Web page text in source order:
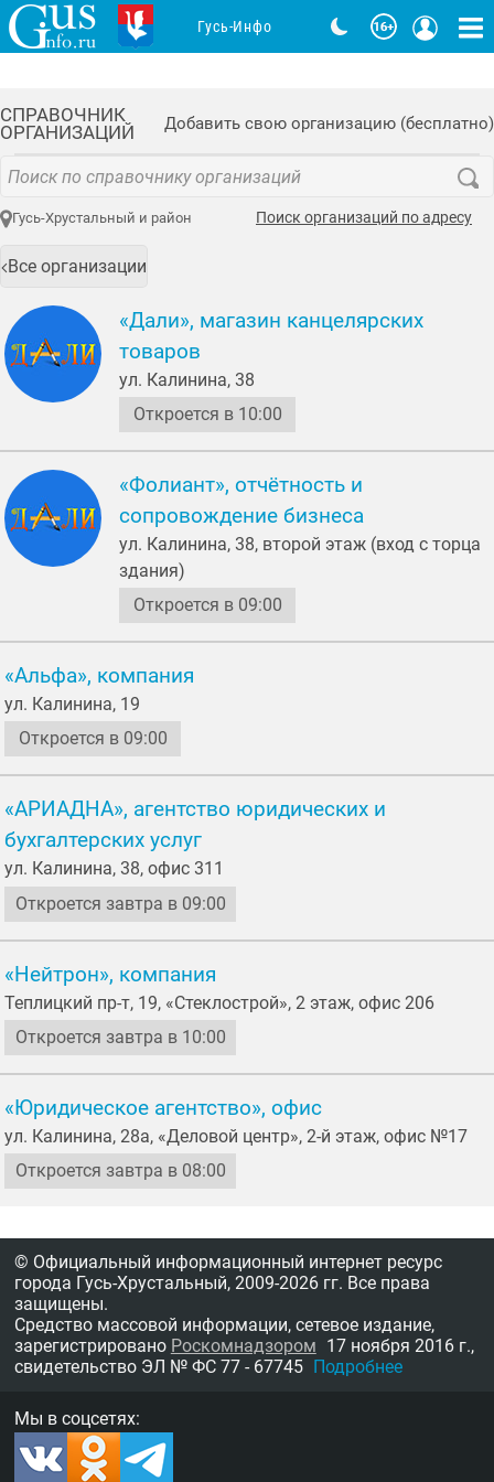
СПРАВОЧНИК
ОРГАНИЗАЦИЙ
Добавить свою организацию (бесплатно)
Гусь-Хрустальный и район Поиск организаций по адресу
Все организации
«Дали», магазин канцелярских
товаров
ул. Калинина, 38
Откроется в 10:00
«Фолиант», отчётность и
сопровождение бизнеса
ул. Калинина, 38, второй этаж (вход с торца
здания)
Откроется в 09:00
«Альфа», компания
ул. Калинина, 19
Откроется в 09:00
«АРИАДНА», агентство юридических и
бухгалтерских услуг
ул. Калинина, 38, офис 311
Откроется завтра в 09:00
«Нейтрон», компания
Теплицкий пр-т, 19, «Стеклострой», 2 этаж, офис 206
Откроется завтра в 10:00
«Юридическое агентство», офис
ул. Калинина, 28а, «Деловой центр», 2-й этаж, офис №17
Откроется завтра в 08:00
Гусь-Инфо
© Официальный информационный интернет ресурс
города Гусь-Хрустальный, 2009-2026 гг. Все права
защищены.
Средство массовой информации, сетевое издание,
зарегистрировано Роскомнадзором 17 ноября 2016 г.,
свидетельство ЭЛ № ФС 77 - 67745 Подробнее
Мы в соцсетях: